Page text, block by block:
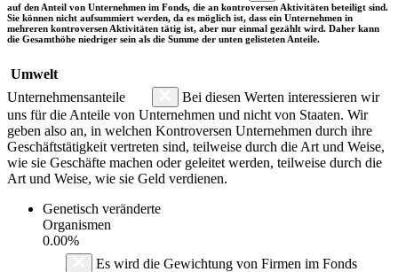
auf den Anteil von Unternehmen im Fonds, die an kontroversen Aktivitäten beteiligt sind.
Sie können nicht aufsummiert werden, da es möglich ist, dass ein Unternehmen in
mehreren kontroversen Aktivitäten tätig ist, aber nur einmal gezählt wird. Daher kann
die Gesamthöhe niedriger sein als die Summe der unten gelisteten Anteile.
Umwelt
Unternehmensanteile
Bei diesen Werten interessieren wir
uns für die Anteile von Unternehmen und nicht von Staaten. Wir
geben also an, in welchen Kontroversen Unternehmen durch ihre
Geschäftstätigkeit vertreten sind, teilweise durch die Art und Weise,
wie sie Geschäfte machen oder geleitet werden, teilweise durch die
Art und Weise, wie sie Geld verdienen.
Genetisch veränderte
Organismen
0.00%
Es wird die Gewichtung von Firmen im Fonds